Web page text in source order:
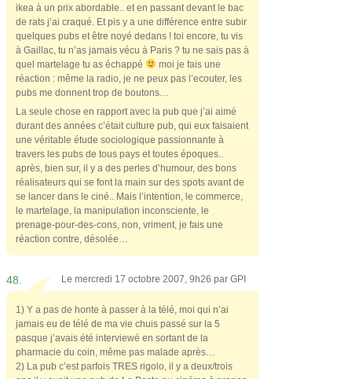
ikea à un prix abordable.. et en passant devant le bac
de rats j’ai craqué. Et pis y a une différence entre subir
quelques pubs et être noyé dedans ! toi encore, tu vis
à Gaillac, tu n’as jamais vécu à Paris ? tu ne sais pas à
quel martelage tu as échappé
moi je fais une
réaction : même la radio, je ne peux pas l’ecouter, les
pubs me donnent trop de boutons…
La seule chose en rapport avec la pub que j’ai aimé
durant des années c’était culture pub, qui eux faisaient
une véritable étude sociologique passionnante à
travers les pubs de tous pays et toutes époques..
après, bien sur, il y a des perles d’humour, des bons
réalisateurs qui se font la main sur des spots avant de
se lancer dans le ciné.. Mais l’intention, le commerce,
le martelage, la manipulation inconsciente, le
prenage-pour-des-cons, non, vriment, je fais une
réaction contre, désolée…
48. Le mercredi 17 octobre 2007, 9h26 par GPI
1) Y a pas de honte à passer à la télé, moi qui n’ai
jamais eu de télé de ma vie chuis passé sur la 5
pasque j’avais été interviewé en sortant de la
pharmacie du coin, même pas malade après…
2) La pub c’est parfois TRES rigolo, il y a deux/trois